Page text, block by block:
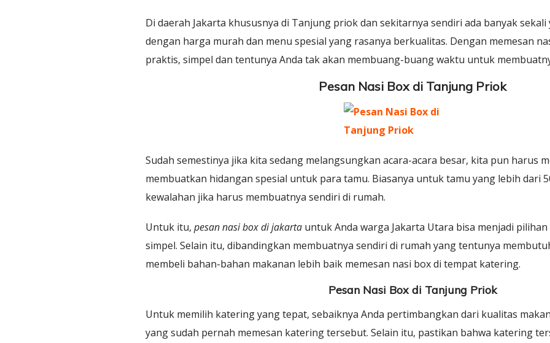
Di daerah Jakarta khususnya di Tanjung priok dan sekitarnya sendiri ada banyak
dengan harga murah dan menu spesial yang rasanya berkualitas. Dengan memesan
praktis, simpel dan tentunya Anda tak akan membuang-buang waktu untuk
Pesan Nasi Box di Tanjung Priok
Sudah semestinya jika kita sedang melangsungkan acara-acara besar, kita pun harus
membuatkan hidangan spesial untuk para tamu. Biasanya untuk tamu yang lebih dari
kewalahan jika harus membuatnya sendiri di rumah.
Untuk itu, pesan nasi box di jakarta untuk Anda warga Jakarta Utara bisa menjadi
simpel. Selain itu, dibandingkan membuatnya sendiri di rumah yang tentunya
membeli bahan-bahan makanan lebih baik memesan nasi box di tempat katering.
Pesan Nasi Box di Tanjung Priok
Untuk memilih katering yang tepat, sebaiknya Anda pertimbangkan dari kualitas
yang sudah pernah memesan katering tersebut. Selain itu, pastikan bahwa katering